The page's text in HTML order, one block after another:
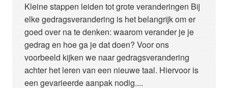
Kleine stappen leiden tot grote veranderingen Bij
elke gedragsverandering is het belangrijk om er
goed over na te denken: waarom verander je je
gedrag en hoe ga je dat doen? Voor ons
voorbeeld kijken we naar gedragsverandering
achter het leren van een nieuwe taal. Hiervoor is
een gevarieerde aanpak nodig....